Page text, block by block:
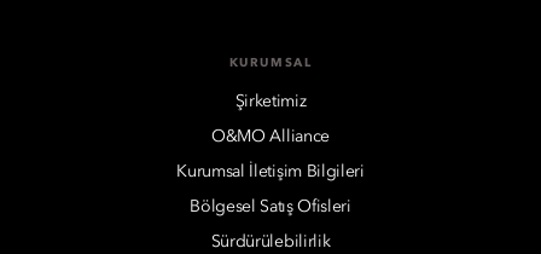
KURUMSAL
Şirketimiz
O&MO Alliance
Kurumsal İletişim Bilgileri
Bölgesel Satış Ofisleri
Sürdürülebilirlik